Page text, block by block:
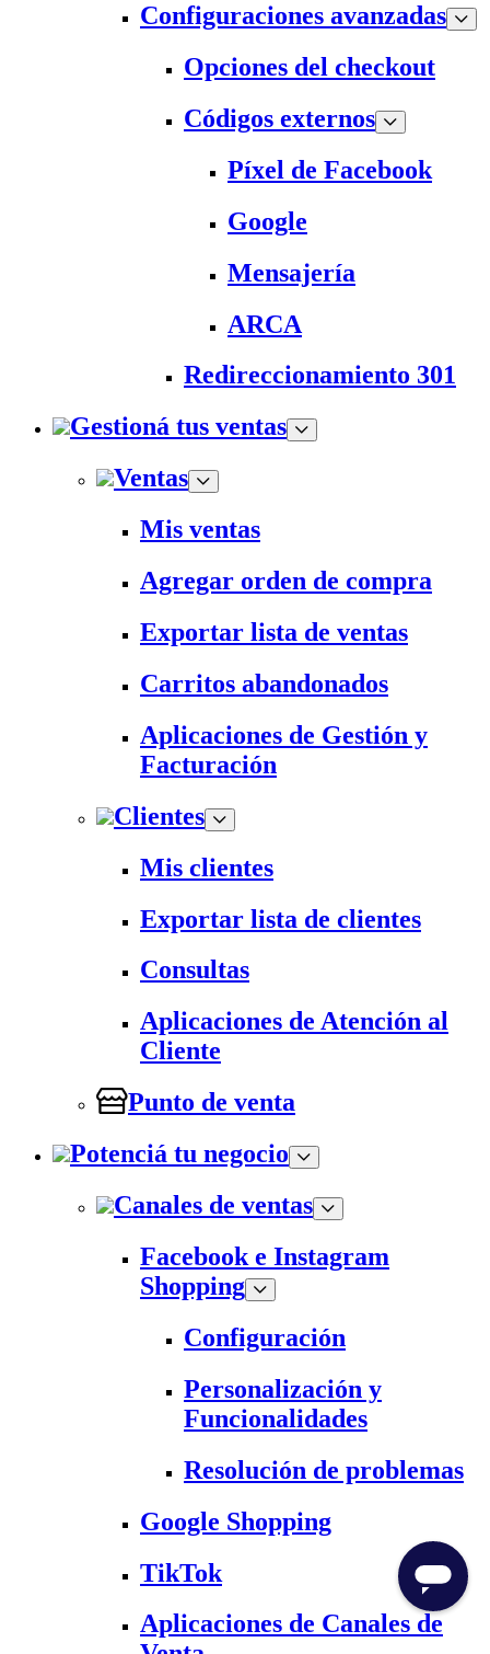
Configuraciones avanzadas
Opciones del checkout
Códigos externos
Píxel de Facebook
Google
Mensajería
ARCA
Redireccionamiento 301
Gestioná tus ventas
Ventas
Mis ventas
Agregar orden de compra
Exportar lista de ventas
Carritos abandonados
Aplicaciones de Gestión y
Facturación
Clientes
Mis clientes
Exportar lista de clientes
Consultas
Aplicaciones de Atención al
Cliente
Punto de venta
Potenciá tu negocio
Canales de ventas
Facebook e Instagram
Shopping
Configuración
Personalización y
Funcionalidades
Resolución de problemas
Google Shopping
TikTok
Aplicaciones de Canales de